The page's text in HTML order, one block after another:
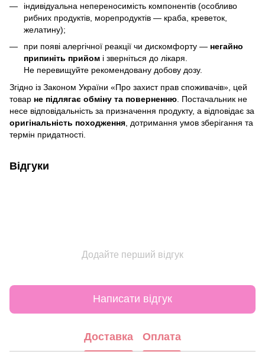
індивідуальна непереносимість компонентів (особливо
рибних продуктів, морепродуктів — краба, креветок,
желатину);
при появі алергічної реакції чи дискомфорту — негайно
припиніть прийом і зверніться до лікаря.
Не перевищуйте рекомендовану добову дозу.
Згідно із Законом України «Про захист прав споживачів», цей
товар не підлягає обміну та поверненню . Постачальник не
несе відповідальність за призначення продукту, а відповідає за
оригінальність походження , дотримання умов зберігання та
термін придатності.
Відгуки
Додайте перший відгук
Написати відгук
Доставка Оплата